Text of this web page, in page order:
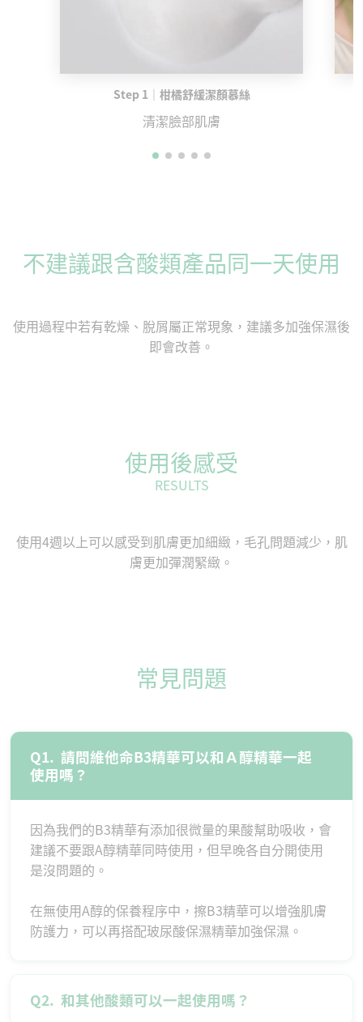
Step 1｜柑橘舒緩潔顏慕絲
清潔臉部肌膚
不建議跟含酸類產品同一天使用
使用過程中若有乾燥、脫屑屬正常現象，建議多加強保濕後
即會改善。
使用後感受
RESULTS
使用4週以上可以感受到肌膚更加細緻，毛孔問題減少，肌
膚更加彈潤緊緻。
常見問題
Q1. 請問維他命B3精華可以和Ａ醇精華一起
使用嗎？
因為我們的B3精華有添加很微量的果酸幫助吸收，會
建議不要跟A醇精華同時使用，但早晚各自分開使用
是沒問題的。
在無使用A醇的保養程序中，擦B3精華可以增強肌膚
防護力，可以再搭配玻尿酸保濕精華加強保濕。
Q2. 和其他酸類可以一起使用嗎？